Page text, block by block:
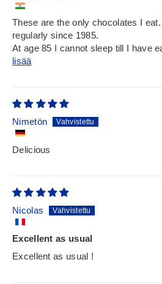
These are the only chocolates I
regularly since 1985.
At age 85 I cannot sleep till I have
lisää
Nimetön
Delicious
Nicolas
Excellent as usual
Excellent as usual !